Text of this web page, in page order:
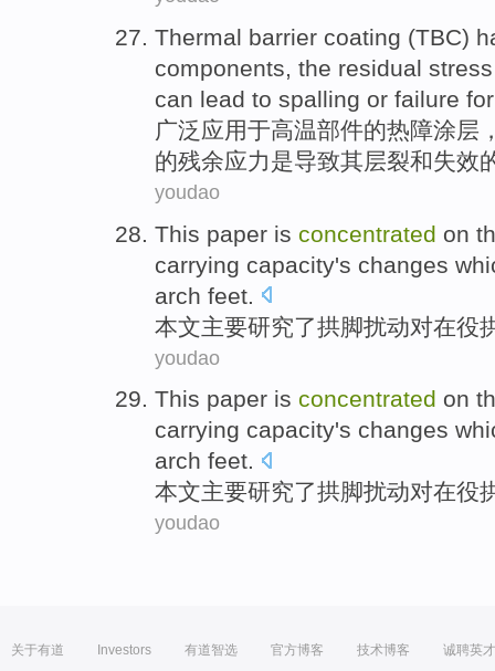
Thermal barrier coating (TBC)
components, the residual stress
can lead to spalling or failure
广泛应用于高温部件的热障涂层
的残余应力是导致其层裂和失效
youdao
This paper is concentrated on
carrying capacity's changes
arch feet
本文主要研究了拱脚扰动对在役
youdao
This paper is concentrated on
carrying capacity's changes
arch feet.
本文主要研究了拱脚扰动对在役
youdao
关于有道 Investors 有道智选 官方博客 技术博客 诚聘英才